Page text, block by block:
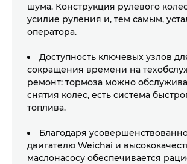
шума. Конструкция рулевого
усилие руления и, тем самым,
оператора.
Доступность ключевых узлов
сокращения времени на
ремонт: тормоза можно
снятия колес, есть система
топлива.
Благодаря
двигателю Weichai и
маслонасосу обеспечивается
ВАШЕ ИМЯ
ОТПРАВИТЬ
ВАШЕ ИМЯ
ВВЕДИТЕ ТЕЛЕФОН
+998
ОТПРАВИТЬ